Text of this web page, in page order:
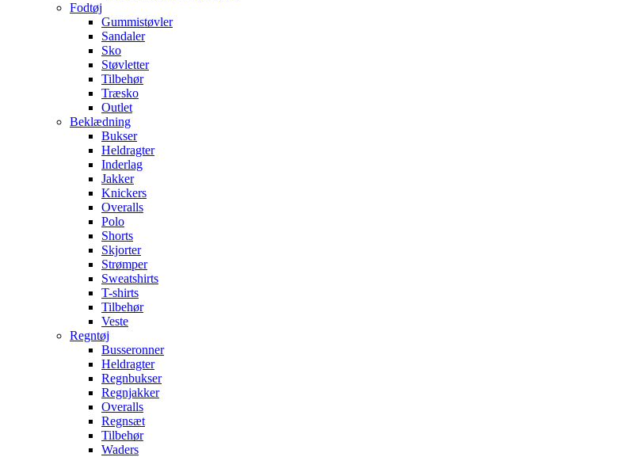
Fodtøj
Gummistøvler
Sandaler
Sko
Støvletter
Tilbehør
Træsko
Outlet
Beklædning
Bukser
Heldragter
Inderlag
Jakker
Knickers
Overalls
Polo
Shorts
Skjorter
Strømper
Sweatshirts
T-shirts
Tilbehør
Veste
Regntøj
Busseronner
Heldragter
Regnbukser
Regnjakker
Overalls
Regnsæt
Tilbehør
Waders